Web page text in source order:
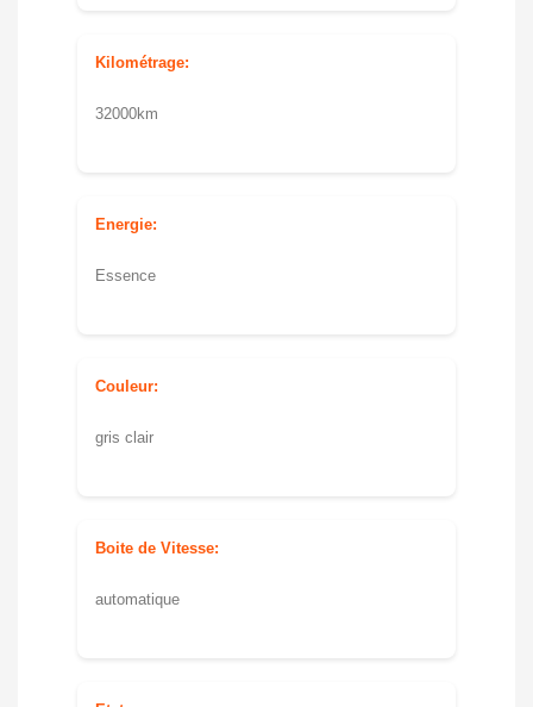
Kilométrage:
32000km
Energie:
Essence
Couleur:
gris clair
Boite de Vitesse:
automatique